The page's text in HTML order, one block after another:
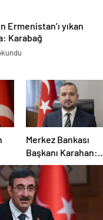
Ermenistan’ı yıkan
Karabağ
ayrılmaz bir
Merkez Bankası
Başkanı Karahan:
Sıkı para politikası
duruşumuz sürecek